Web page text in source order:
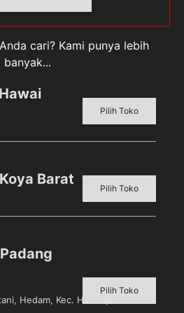
yang diolah dengan
cuka, telur dan bahan
Cocok untuk bahan baku
makanan.
cari? Kami punya lebih
banyak...
Pilih Toko
Barat
Pilih Toko
Hedam, Kec. Heram, Kota
Pilih Toko